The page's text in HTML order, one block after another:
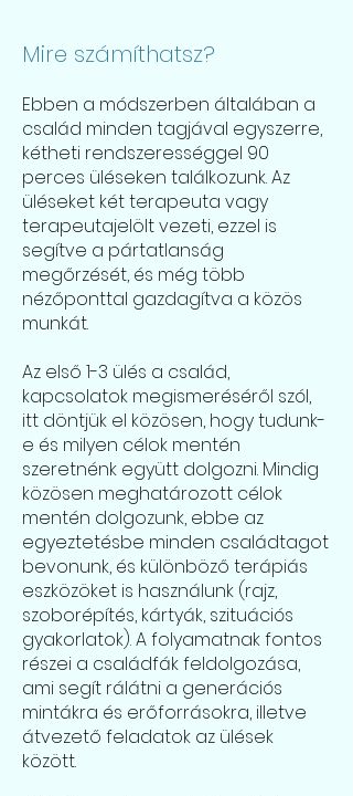
Mire számíthatsz?
Ebben a módszerben általában a
család minden tagjával egyszerre,
kétheti rendszerességgel 90
perces üléseken találkozunk. Az
üléseket két terapeuta vagy
terapeutajelölt vezeti, ezzel is
segítve a pártatlanság
megőrzését, és még több
nézőponttal gazdagítva a közös
munkát.
Az első 1-3 ülés a család,
kapcsolatok megismeréséről szól,
itt döntjük el közösen, hogy tudunk-
e és milyen célok mentén
szeretnénk együtt dolgozni. Mindig
közösen meghatározott célok
mentén dolgozunk, ebbe az
egyeztetésbe minden családtagot
bevonunk, és különböző terápiás
eszközöket is használunk (rajz,
szoborépítés, kártyák, szituációs
gyakorlatok). A folyamatnak fontos
részei a családfák feldolgozása,
ami segít rálátni a generációs
mintákra és erőforrásokra, illetve
átvezető feladatok az ülések
között.